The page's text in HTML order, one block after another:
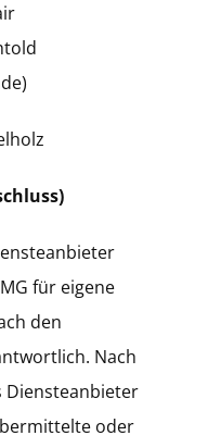
für eigene
den
Nach
Diensteanbieter
oder